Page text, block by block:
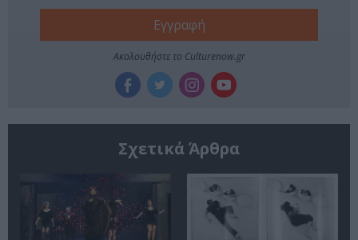
Ακολουθήστε το Culturenow.gr
Σχετικά Άρθρα